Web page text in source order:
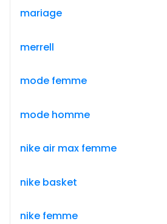
mariage
merrell
mode femme
mode homme
nike air max femme
nike basket
nike femme